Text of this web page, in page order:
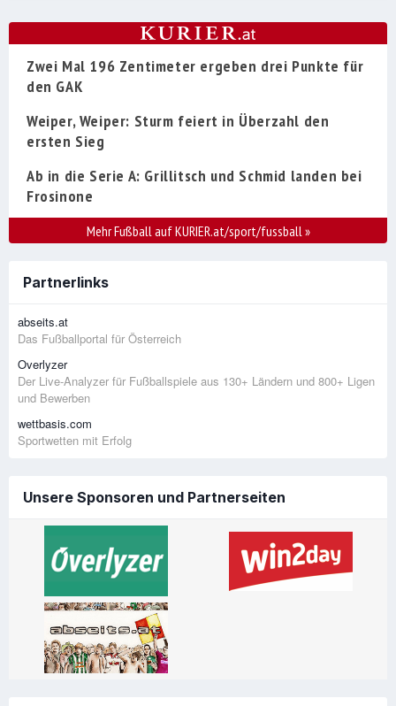
Zwei Mal 196 Zentimeter ergeben drei Punkte für
den GAK
Weiper, Weiper: Sturm feiert in Überzahl den
ersten Sieg
Ab in die Serie A: Grillitsch und Schmid landen bei
Frosinone
Mehr Fußball auf KURIER.at/sport/fussball»
Partnerlinks
abseits.at
Das Fußballportal für Österreich
Overlyzer
Der Live-Analyzer für Fußballspiele aus 130+ Ländern und 800+ Ligen
und Bewerben
wettbasis.com
Sportwetten mit Erfolg
Unsere Sponsoren und Partnerseiten